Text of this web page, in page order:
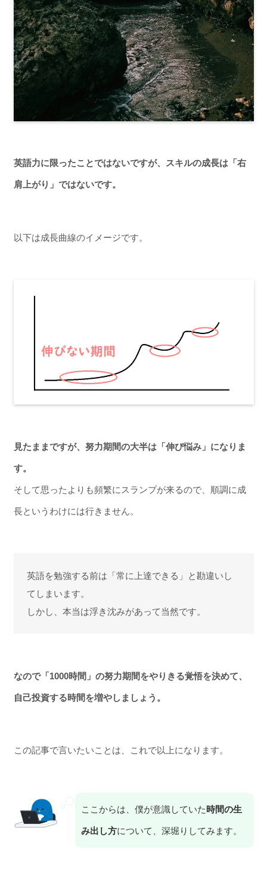
英語力に限ったことではないですが、スキルの成長は「右
肩上がり」ではないです。
以下は成長曲線のイメージです。
見たままですが、努力期間の大半は「伸び悩み」になりま
す。
そして思ったよりも頻繁にスランプが来るので、順調に成
長というわけには行きません。
英語を勉強する前は「常に上達できる」と勘違いし
てしまいます。
しかし、本当は浮き沈みがあって当然です。
なので「1000時間」の努力期間をやりきる覚悟を決めて、
自己投資する時間を増やしましょう。
この記事で言いたいことは、これで以上になります。
ここからは、僕が意識していた時間の生
み出し方について、深堀りしてみます。